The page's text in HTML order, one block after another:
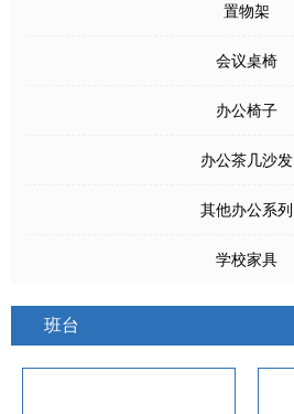
置物架
会议桌椅
办公椅子
办公茶几沙发
其他办公系列
学校家具
班台